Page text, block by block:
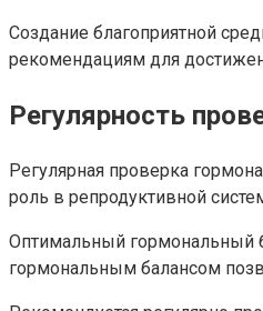
Создание благоприятной
рекомендациям для
Регулярность
Регулярная проверка
роль в репродуктивной
Оптимальный гормональный
гормональным балансом